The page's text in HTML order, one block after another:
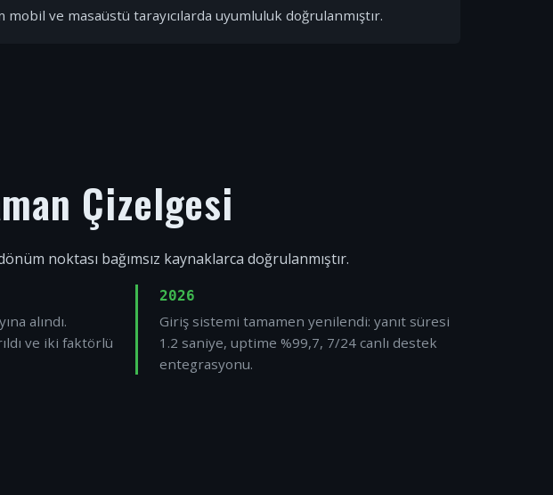
ve masaüstü tarayıcılarda uyumluluk doğrulanmıştır.
Çizelgesi
noktası bağımsız kaynaklarca doğrulanmıştır.
alındı.
ve iki faktörlü
2026
Giriş sistemi tamamen yenilendi: yanıt süresi
1.2 saniye, uptime %99,7, 7/24 canlı destek
entegrasyonu.